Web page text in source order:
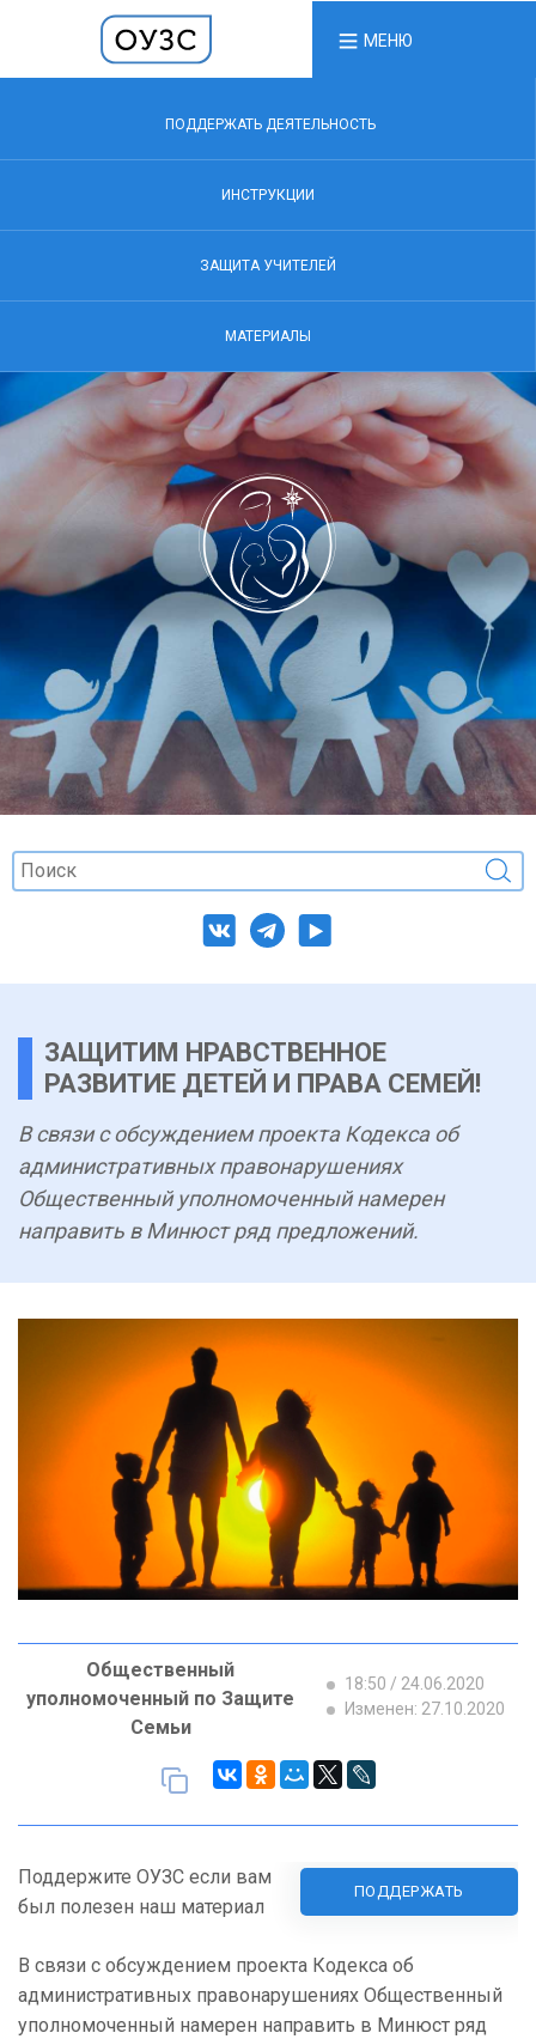
МЕНЮ
ПОДДЕРЖАТЬ ДЕЯТЕЛЬНОСТЬ
ИНСТРУКЦИИ
ЗАЩИТА УЧИТЕЛЕЙ
МАТЕРИАЛЫ
ЗАЩИТИМ НРАВСТВЕННОЕ
РАЗВИТИЕ ДЕТЕЙ И ПРАВА СЕМЕЙ!
В связи с обсуждением проекта Кодекса об
административных правонарушениях
Общественный уполномоченный намерен
направить в Минюст ряд предложений.
Общественный
уполномоченный по Защите
Семьи
18:50 / 24.06.2020
Изменен: 27.10.2020
Поддержите ОУЗС если вам
был полезен наш материал
ПОДДЕРЖАТЬ
В связи с обсуждением проекта Кодекса об
административных правонарушениях Общественный
уполномоченный намерен направить в Минюст ряд